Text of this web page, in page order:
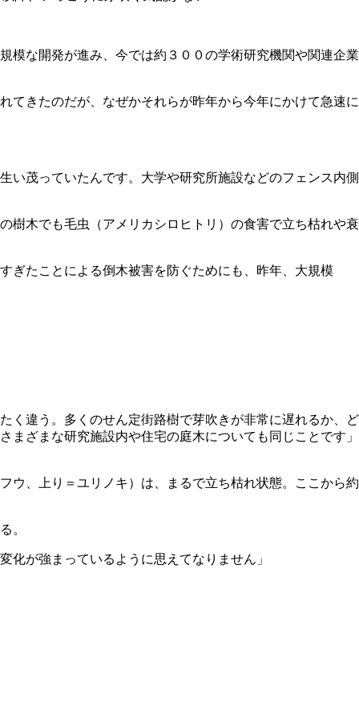
模な開発が進み、今では約３００の学術研究機関や関連企業
てきたのだが、なぜかそれらが昨年から今年にかけて急速に
い茂っていたんです。大学や研究所施設などのフェンス内側
樹木でも毛虫（アメリカシロヒトリ）の食害で立ち枯れや衰
ぎたことによる倒木被害を防ぐためにも、昨年、大規模
く違う。多くのせん定街路樹で芽吹きが非常に遅れるか、ど
ざまな研究施設内や住宅の庭木についても同じことです」
ウ、上り＝ユリノキ）は、まるで立ち枯れ状態。ここから約
。
が強まっているように思えてなりません」